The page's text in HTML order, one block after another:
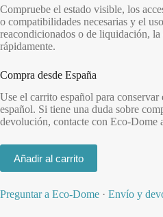
Compruebe el estado visible, los
o compatibilidades necesarias y el
reacondicionados o de liquidación,
rápidamente.
Compra desde España
Use el carrito español para
español. Si tiene una duda sobre
devolución, contacte con Eco-Dome
Añadir al carrito
Preguntar a Eco-Dome · Envío y